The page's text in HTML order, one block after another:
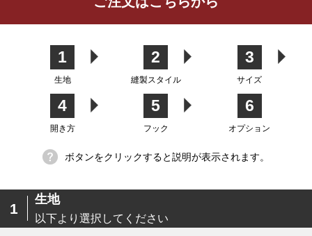
カバー
テン
生地
1
生地
2
縫製スタイル
3
サイズ
4
開き方
5
フック
6
オプション
ボタンをクリックすると説明が表示されます。
1
生地
以下より選択してください